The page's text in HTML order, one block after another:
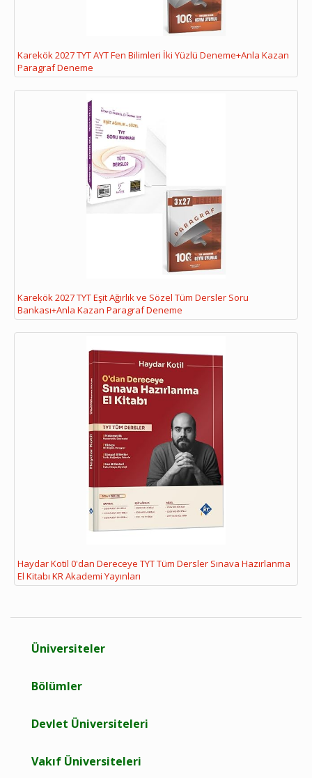
Karekök 2027 TYT AYT Fen Bilimleri İki Yüzlü Deneme+Anla Kazan
Paragraf Deneme
Karekök 2027 TYT Eşit Ağırlık ve Sözel Tüm Dersler Soru
Bankası+Anla Kazan Paragraf Deneme
Haydar Kotil 0'dan Dereceye TYT Tüm Dersler Sınava Hazırlanma
El Kitabı KR Akademi Yayınları
Üniversiteler
Bölümler
Devlet Üniversiteleri
Vakıf Üniversiteleri